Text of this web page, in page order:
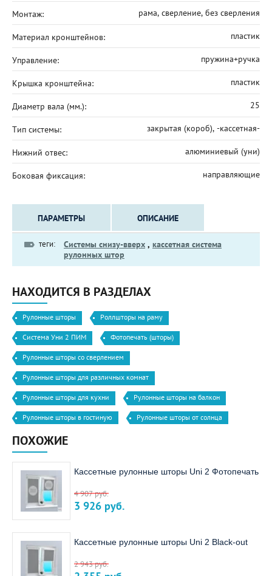
Монтаж: рама, сверление, без сверления
Материал кронштейнов: пластик
Управление: пружина+ручка
Крышка кронштейна: пластик
Диаметр вала (мм.): 25
Тип системы: закрытая (короб), -кассетная-
Нижний отвес: алюминиевый (уни)
Боковая фиксация: направляющие
ПАРАМЕТРЫ ОПИСАНИЕ
теги: Системы снизу-вверх , кассетная система
рулонных штор
НАХОДИТСЯ В РАЗДЕЛАХ
Рулонные шторы Роллшторы на раму
Система Уни 2 ПИМ Фотопечать (шторы)
Рулонные шторы со сверлением
Рулонные шторы для различных комнат
Рулонные шторы для кухни Рулонные шторы на балкон
Рулонные шторы в гостиную Рулонные шторы от солнца
ПОХОЖИЕ
Кассетные рулонные шторы Uni 2 Фотопечать
4 907руб.
3 926 руб.
Кассетные рулонные шторы Uni 2 Black-out
2 943руб.